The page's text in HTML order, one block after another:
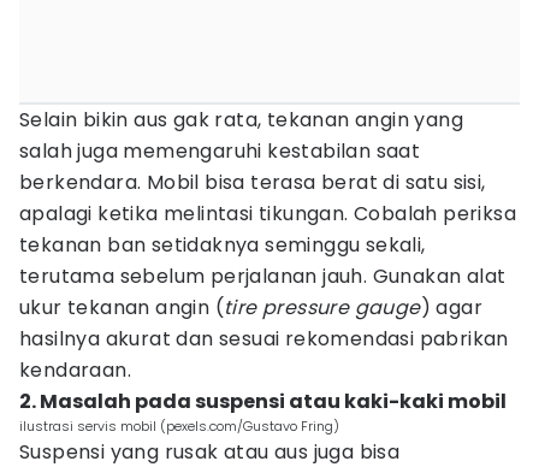
Selain bikin aus gak rata, tekanan angin yang
salah juga memengaruhi kestabilan saat
berkendara. Mobil bisa terasa berat di satu sisi,
apalagi ketika melintasi tikungan. Cobalah periksa
tekanan ban setidaknya seminggu sekali,
terutama sebelum perjalanan jauh. Gunakan alat
ukur tekanan angin (tire pressure gauge) agar
hasilnya akurat dan sesuai rekomendasi pabrikan
kendaraan.
2. Masalah pada suspensi atau kaki-kaki mobil
ilustrasi servis mobil (pexels.com/Gustavo Fring)
Suspensi yang rusak atau aus juga bisa